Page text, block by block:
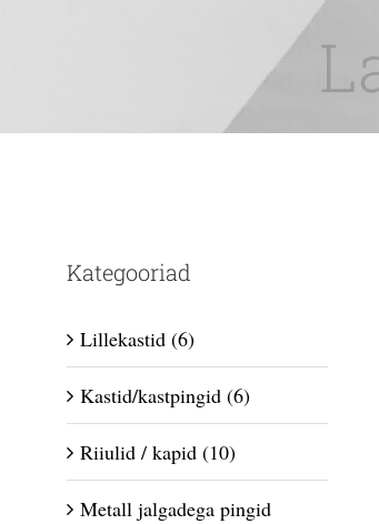
Kategooriad
Lillekastid (6)
Kastid/kastpingid (6)
Riiulid / kapid (10)
Metall jalgadega pingid